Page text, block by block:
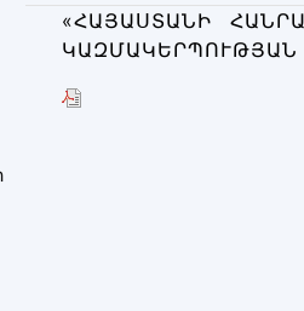
«ՀԱՅԱՍՏԱՆԻ
ԿԱԶՄԱԿԵՐՊՈՒԹՅԱՆ